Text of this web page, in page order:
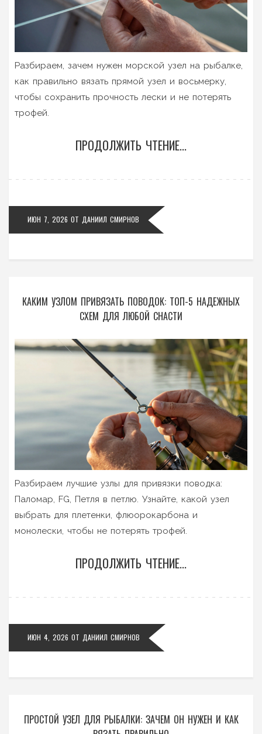
Разбираем, зачем нужен морской узел на рыбалке,
как правильно вязать прямой узел и восьмерку,
чтобы сохранить прочность лески и не потерять
трофей.
ПРОДОЛЖИТЬ ЧТЕНИЕ...
ИЮН 7, 2026 ОТ ДАНИИЛ СМИРНОВ
КАКИМ УЗЛОМ ПРИВЯЗАТЬ ПОВОДОК: ТОП-5 НАДЕЖНЫХ
СХЕМ ДЛЯ ЛЮБОЙ СНАСТИ
Разбираем лучшие узлы для привязки поводка:
Паломар, FG, Петля в петлю. Узнайте, какой узел
выбрать для плетенки, флюорокарбона и
монолески, чтобы не потерять трофей.
ПРОДОЛЖИТЬ ЧТЕНИЕ...
ИЮН 4, 2026 ОТ ДАНИИЛ СМИРНОВ
ПРОСТОЙ УЗЕЛ ДЛЯ РЫБАЛКИ: ЗАЧЕМ ОН НУЖЕН И КАК